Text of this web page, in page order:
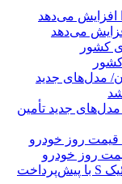
می‌دهد
جدید تأمین
روز خودرو